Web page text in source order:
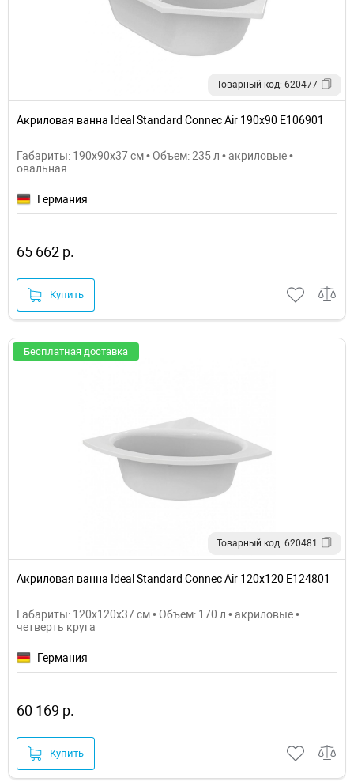
Товарный код: 620477
Акриловая ванна Ideal Standard Connec Air 190х90 E106901
Габариты: 190x90x37 см • Объем: 235 л • акриловые •
овальная
Германия
65 662 р.
Купить
Бесплатная доставка
Товарный код: 620481
Акриловая ванна Ideal Standard Connec Air 120х120 E124801
Габариты: 120x120x37 см • Объем: 170 л • акриловые •
четверть круга
Германия
60 169 р.
Купить